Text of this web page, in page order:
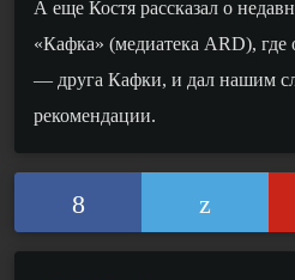
А еще Костя рассказал о
«Кафка» (медиатека ARD), где
— друга Кафки, и дал нашим
рекомендации.